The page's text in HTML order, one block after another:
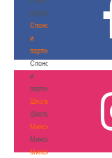
волонтером
Спонсоры
и
партнеры
Спонсоры
и
партнеры
Школы
Школы
Минск
Минск
Минская